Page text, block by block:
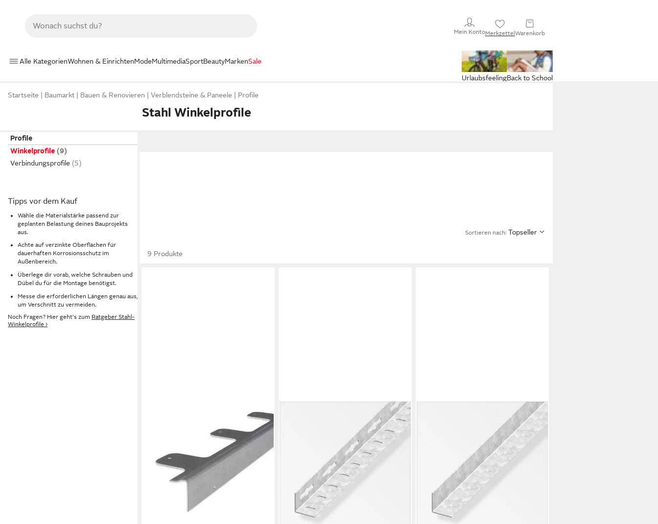
Mein KontoMerkzettelWarenkorb
Alle KategorienWohnen & EinrichtenModeMultimediaSportBeautyMarkenSale
Back to School
Urlaubsfeeling
Startseite Baumarkt Bauen & Renovieren Verblendsteine & Paneele Profile
Stahl Winkelprofile
Profile
Winkelprofile
Verbindungsprofile
Tipps vor dem Kauf
Wähle die Materialstärke passend zur
geplanten Belastung deines Bauprojekts
aus.
Achte auf verzinkte Oberflächen für
dauerhaften Korrosionsschutz im
Außenbereich.
Überlege dir vorab, welche Schrauben und
Dübel du für die Montage benötigst.
Messe die erforderlichen Längen genau aus,
um Verschnitt zu vermeiden.
Noch Fragen? Hier geht's zum Ratgeber Stahl-
Winkelprofile ›
Sortieren nach: Topseller
9 Produkte